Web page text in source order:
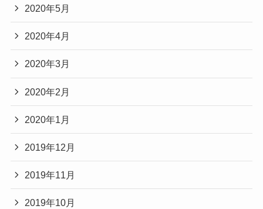
2020年5月
2020年4月
2020年3月
2020年2月
2020年1月
2019年12月
2019年11月
2019年10月